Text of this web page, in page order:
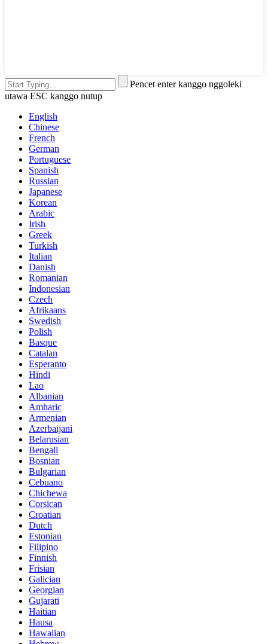
Pencet enter kanggo nggoleki
utawa ESC kanggo nutup
English
Chinese
French
German
Portuguese
Spanish
Russian
Japanese
Korean
Arabic
Irish
Greek
Turkish
Italian
Danish
Romanian
Indonesian
Czech
Afrikaans
Swedish
Polish
Basque
Catalan
Esperanto
Hindi
Lao
Albanian
Amharic
Armenian
Azerbaijani
Belarusian
Bengali
Bosnian
Bulgarian
Cebuano
Chichewa
Corsican
Croatian
Dutch
Estonian
Filipino
Finnish
Frisian
Galician
Georgian
Gujarati
Haitian
Hausa
Hawaiian